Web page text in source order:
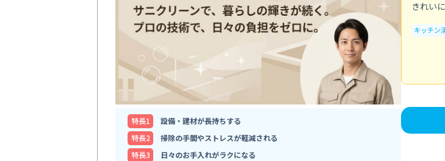
特⻑1
設備・建材が長持ちする
特⻑2
掃除の手間やストレスが軽減される
特⻑3
日々のお手入れがラクになる
きれい
キッチン